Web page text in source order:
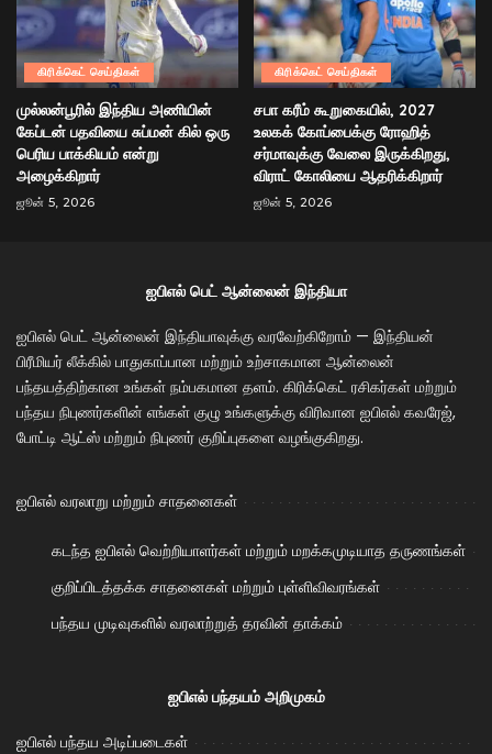
கிரிக்கெட் செய்திகள்
முல்லன்பூரில் இந்திய அணியின்
கேப்டன் பதவியை சுப்மன் கில் ஒரு
பெரிய பாக்கியம் என்று
அழைக்கிறார்
ஜூன் 5, 2026
கிரிக்கெட் செய்திகள்
சபா கரீம் கூறுகையில், 2027
உலகக் கோப்பைக்கு ரோஹித்
சர்மாவுக்கு வேலை இருக்கிறது,
விராட் கோலியை ஆதரிக்கிறார்
ஜூன் 5, 2026
ஐபிஎல் பெட் ஆன்லைன் இந்தியா
ஐபிஎல் பெட் ஆன்லைன் இந்தியாவுக்கு வரவேற்கிறோம் — இந்தியன்
பிரீமியர் லீக்கில் பாதுகாப்பான மற்றும் உற்சாகமான ஆன்லைன்
பந்தயத்திற்கான உங்கள் நம்பகமான தளம். கிரிக்கெட் ரசிகர்கள் மற்றும்
பந்தய நிபுணர்களின் எங்கள் குழு உங்களுக்கு விரிவான ஐபிஎல் கவரேஜ்,
போட்டி ஆட்ஸ் மற்றும் நிபுணர் குறிப்புகளை வழங்குகிறது.
ஐபிஎல் வரலாறு மற்றும் சாதனைகள்
கடந்த ஐபிஎல் வெற்றியாளர்கள் மற்றும் மறக்கமுடியாத தருணங்கள்
குறிப்பிடத்தக்க சாதனைகள் மற்றும் புள்ளிவிவரங்கள்
பந்தய முடிவுகளில் வரலாற்றுத் தரவின் தாக்கம்
ஐபிஎல் பந்தயம் அறிமுகம்
ஐபிஎல் பந்தய அடிப்படைகள்